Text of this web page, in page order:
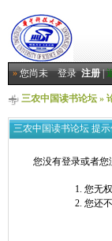
»您尚未登录 注册|
三农中国读书论坛»
三农中国读书论坛 提示
您没有登录或者
您无
您还